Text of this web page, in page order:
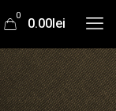
0
0.00lei